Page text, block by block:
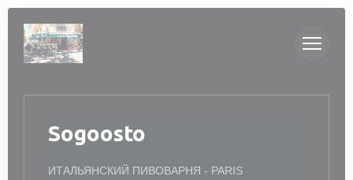
Панель управления cookies
Sogoosto
ИТАЛЬЯНСКИЙ ПИВОВАРНЯ - PARIS